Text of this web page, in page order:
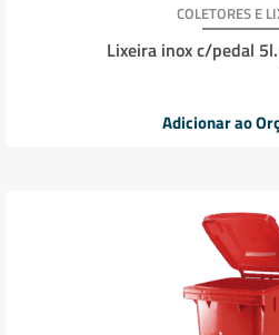
COLETORES E
Lixeira inox c/pedal
Adicionar ao